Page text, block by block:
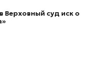
Верховный суд иск о